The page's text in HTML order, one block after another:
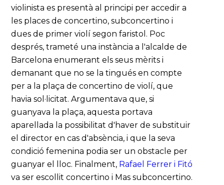
violinista es presentà al principi per accedir a
les places de concertino, subconcertino i
dues de primer violí segon faristol. Poc
després, trameté una instància a l'alcalde de
Barcelona enumerant els seus mèrits i
demanant que no se la tingués en compte
per a la plaça de concertino de violí, que
havia sol·licitat. Argumentava que, si
guanyava la plaça, aquesta portava
aparellada la possibilitat d'haver de substituir
el director en cas d'absència, i que la seva
condició femenina podia ser un obstacle per
guanyar el lloc. Finalment, Rafael Ferrer i Fitó
va ser escollit concertino i Mas subconcertino.